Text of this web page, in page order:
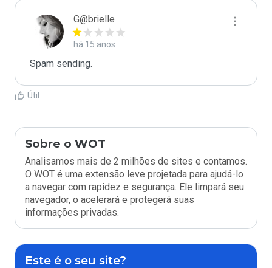
G@brielle
há 15 anos
Spam sending.
Útil
Sobre o WOT
Analisamos mais de 2 milhões de sites e contamos.
O WOT é uma extensão leve projetada para ajudá-lo
a navegar com rapidez e segurança. Ele limpará seu
navegador, o acelerará e protegerá suas
informações privadas.
Este é o seu site?